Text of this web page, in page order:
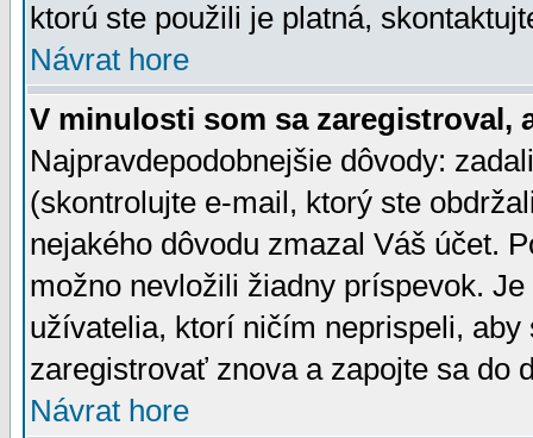
ktorú ste použili je platná,
Návrat hore
V minulosti som sa zaregistroval,
Najpravdepodobnejšie dôvody:
(skontrolujte e-mail, ktorý ste
nejakého dôvodu zmazal Váš účet.
možno nevložili žiadny príspevok.
užívatelia, ktorí ničím neprispeli,
zaregistrovať znova a zapojte sa do
Návrat hore